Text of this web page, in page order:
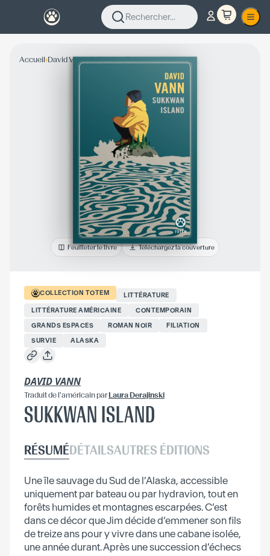
Rechercher...
Accueil›David Vann›Collection Totem
Feuilleter le livre Téléchargez la couverture
COLLECTION TOTEM
LITTÉRATURE
LITTÉRATURE AMÉRICAINE
CONTEMPORAIN
GRANDS ESPACES
ROMAN NOIR
FILIATION
SURVIE
ALASKA
DAVID VANN
Traduitde l'américainparLaura Derajinski
SUKKWAN ISLAND
RÉSUMÉDÉTAILSAUTRES ÉDITIONS
Une île sauvage du Sud de l’Alaska, accessible
uniquement par bateau ou par hydravion, tout en
forêts humides et montagnes escarpées. C’est
dans ce décor que Jim décide d’emmener son fils
de treize ans pour y vivre dans une cabane isolée,
une année durant. Après une succession d’échecs